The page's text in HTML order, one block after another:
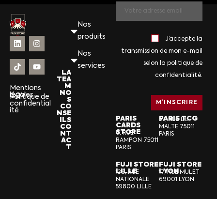
Mentions
légales
CGV
Politique de
confidential
ité
Nos
produits
Nos
services
LA
TEA
M
NO
S
CO
NSE
ILS
CO
NT
AC
T
J’accepte la
transmission de mon e-mail
selon la politique de
confidentialité.
PARIS
CARDS
STORE
6, RUE
RAMPON 75011
PARIS
PARIS TCG
57, RUE DE
MALTE 75011
PARIS
FUJI STORE
LILLE
136, RUE
NATIONALE
59800 LILLE
FUJI STORE
LYON
17, RUE MULET
69001 LYON